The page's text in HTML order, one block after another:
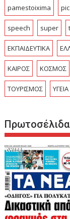
pamestoixima pic
speech super
ΕΚΠΑΙΔΕΥΤΙΚΑ
ΚΑΙΡΟΣ ΚΟΣΜΟΣ
ΤΟΥΡΙΣΜΟΣ ΥΓΕΙΑ
Πρωτοσέλιδα